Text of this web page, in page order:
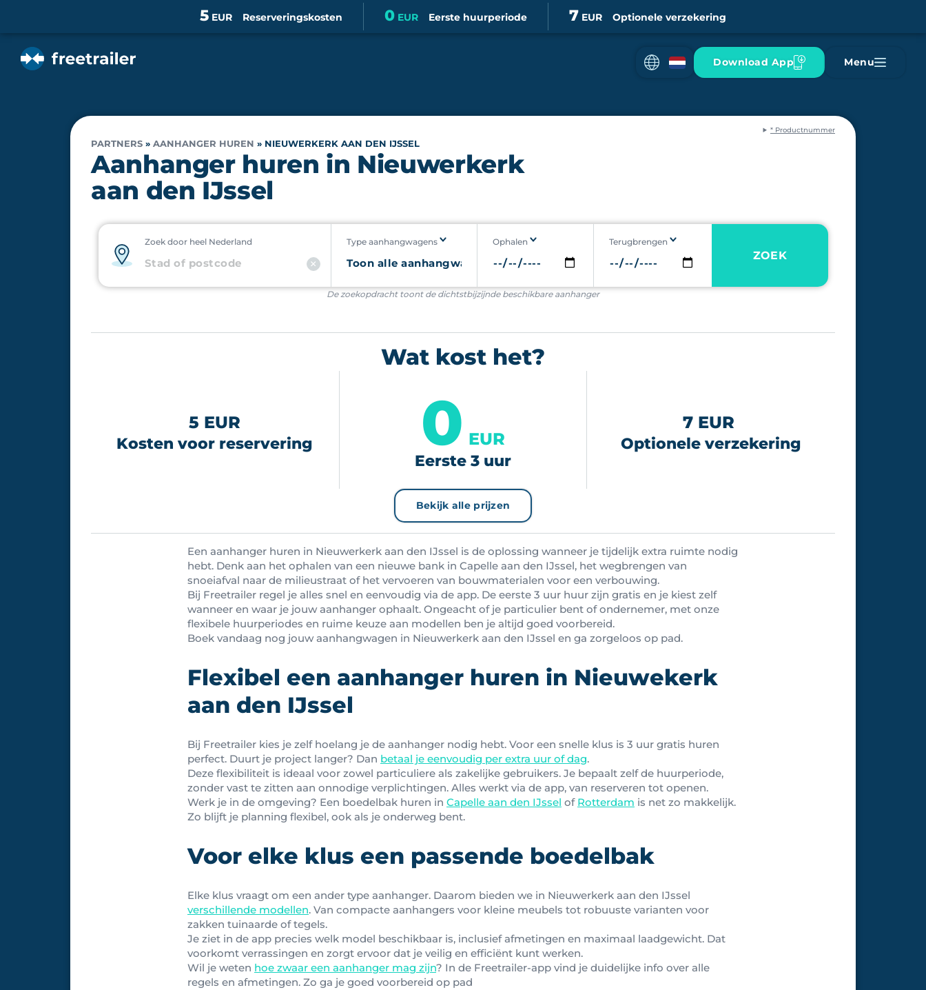
Reserveringskosten
5 EUR Eerste huurperiode
0 EUR Optionele verzekering
7 EUR
Download App Menu
* Productnummer
PARTNERS » AANHANGER HUREN » NIEUWERKERK AAN DEN IJSSEL
Aanhanger huren in Nieuwerkerk
aan den IJssel
Zoek door heel Nederland Type aanhangwagens Ophalen Terugbrengen
ZOEK
De zoekopdracht toont de dichtstbijzijnde beschikbare aanhanger
Wat kost het?
5 EUR
Kosten voor reservering 0 EUR
Eerste 3 uur
7 EUR
Optionele verzekering
Bekijk alle prijzen
Een aanhanger huren in Nieuwerkerk aan den IJssel is de oplossing wanneer je tijdelijk extra ruimte nodig
hebt. Denk aan het ophalen van een nieuwe bank in Capelle aan den IJssel, het wegbrengen van
snoeiafval naar de milieustraat of het vervoeren van bouwmaterialen voor een verbouwing.
Bij Freetrailer regel je alles snel en eenvoudig via de app. De eerste 3 uur huur zijn gratis en je kiest zelf
wanneer en waar je jouw aanhanger ophaalt. Ongeacht of je particulier bent of ondernemer, met onze
flexibele huurperiodes en ruime keuze aan modellen ben je altijd goed voorbereid.
Boek vandaag nog jouw aanhangwagen in Nieuwerkerk aan den IJssel en ga zorgeloos op pad.
Flexibel een aanhanger huren in Nieuwekerk
aan den IJssel
Bij Freetrailer kies je zelf hoelang je de aanhanger nodig hebt. Voor een snelle klus is 3 uur gratis huren
perfect. Duurt je project langer? Dan betaal je eenvoudig per extra uur of dag.
Deze flexibiliteit is ideaal voor zowel particuliere als zakelijke gebruikers. Je bepaalt zelf de huurperiode,
zonder vast te zitten aan onnodige verplichtingen. Alles werkt via de app, van reserveren tot openen.
Werk je in de omgeving? Een boedelbak huren in Capelle aan den IJssel of Rotterdam is net zo makkelijk.
Zo blijft je planning flexibel, ook als je onderweg bent.
Voor elke klus een passende boedelbak
Elke klus vraagt om een ander type aanhanger. Daarom bieden we in Nieuwerkerk aan den IJssel
verschillende modellen. Van compacte aanhangers voor kleine meubels tot robuuste varianten voor
zakken tuinaarde of tegels.
Je ziet in de app precies welk model beschikbaar is, inclusief afmetingen en maximaal laadgewicht. Dat
voorkomt verrassingen en zorgt ervoor dat je veilig en efficiënt kunt werken.
Wil je weten hoe zwaar een aanhanger mag zijn? In de Freetrailer-app vind je duidelijke info over alle
regels en afmetingen. Zo ga je goed voorbereid op pad